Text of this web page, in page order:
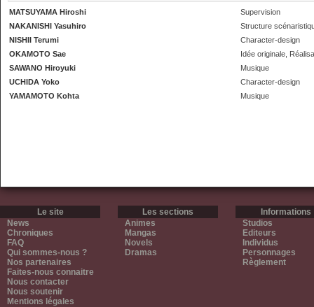
MATSUYAMA Hiroshi
Supervision
NAKANISHI Yasuhiro
Structure
NISHII Terumi
Character-design
OKAMOTO Sae
Idée originale,
SAWANO Hiroyuki
Musique
UCHIDA Yoko
Character-design
YAMAMOTO Kohta
Musique
Le site
News
Chroniques
FAQ
Qui sommes-nous ?
Nos partenaires
Faites-nous connaitre
Nous contacter
Nous soutenir
Mentions légales
Les sections
Animes
Mangas
Novels
Dramas
Informations
Studios
Editeurs
Individus
Personnages
Règlement